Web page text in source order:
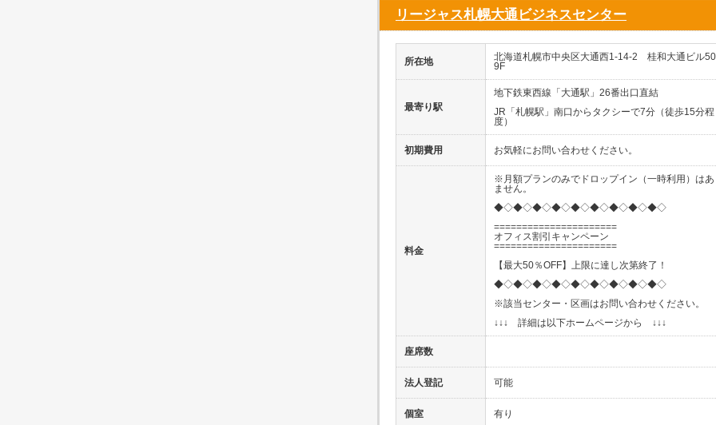
リージャス札幌大通ビジネスセンター
所在地
北海道札幌市中央区大通西1-14-2 桂和大通ビル50
9F
最寄り駅
地下鉄東西線「大通駅」26番出口直結
JR「札幌駅」南口からタクシーで7分（徒歩15分程
度）
初期費用 お気軽にお問い合わせください。
料金
※月額プランのみでドロップイン（一時利用）はあ
ません。
◆◇◆◇◆◇◆◇◆◇◆◇◆◇◆◇◆◇
======================
オフィス割引キャンペーン
======================
【最大50％OFF】上限に達し次第終了！
◆◇◆◇◆◇◆◇◆◇◆◇◆◇◆◇◆◇
※該当センター・区画はお問い合わせください。
↓↓↓ 詳細は以下ホームページから ↓↓↓
座席数
法人登記 可能
個室 有り